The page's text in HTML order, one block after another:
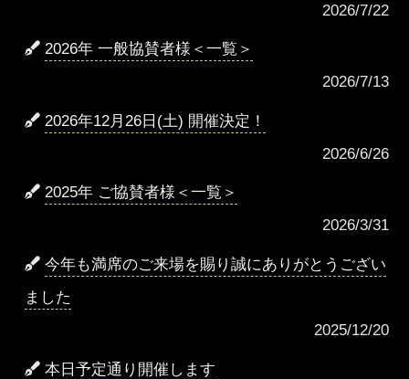
2026/7/22
2026年 一般協賛者様＜一覧＞
2026/7/13
2026年12月26日(土) 開催決定！
2026/6/26
2025年 ご協賛者様＜一覧＞
2026/3/31
今年も満席のご来場を賜り誠にありがとうござい
ました
2025/12/20
本日予定通り開催します